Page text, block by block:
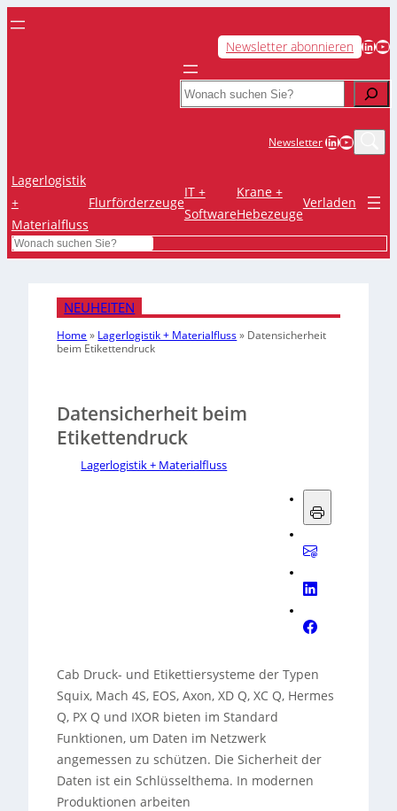
Newsletter abonnieren LinkedIn YouTube
Search
NewsletterLinkedIn
Lagerlogistik
+
Materialfluss
Flurförderzeuge
IT +
Software
Krane +
Hebezeuge
Verladen
Search
NEUHEITEN
Home » Lagerlogistik + Materialfluss» Datensicherheit
beim Etikettendruck
Datensicherheit beim
Etikettendruck
Lagerlogistik + Materialfluss
Cab Druck- und Etikettiersysteme der Typen
Squix, Mach 4S, EOS, Axon, XD Q, XC Q, Hermes
Q, PX Q und IXOR bieten im Standard
Funktionen, um Daten im Netzwerk
angemessen zu schützen. Die Sicherheit der
Daten ist ein Schlüsselthema. In modernen
Produktionen arbeiten